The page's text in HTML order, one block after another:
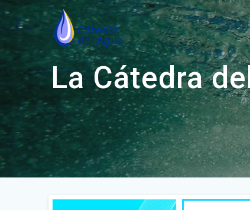
Saltar
contenido
La Cátedra